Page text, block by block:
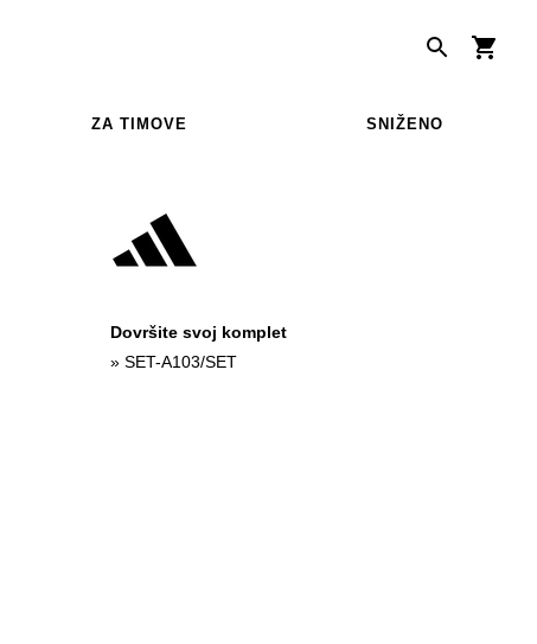
ZA TIMOVE SNIŽENO
Dovršite svoj komplet
» SET-A103/SET